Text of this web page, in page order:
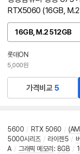
RTX5060 (16GB,
16GB, M.2 512GB
옵
션
선
택
롯데ON
5,000원
가격비교 5
5600 / RTX 5060 /
5000시리즈 / 라이젠5 /
A / 그래픽 메모리 : 8GB /